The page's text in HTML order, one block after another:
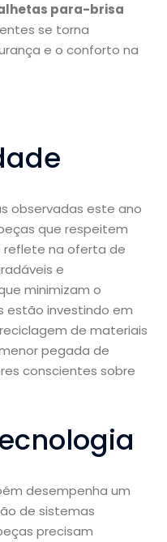
para-brisa
se torna
e o conforto na
observadas este ano
que respeitem
reflete na oferta de
e
minimizam o
estão investindo em
de materiais
pegada de
conscientes sobre
desempenha um
de sistemas
precisam